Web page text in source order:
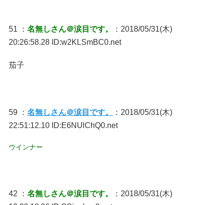
51 ： 名無しさん＠涙目です。
：2018/05/31(木)
20:26:58.28 ID:w2KLSmBC0.net
茄子
59 ： 名無しさん＠涙目です。
：2018/05/31(木)
22:51:12.10 ID:E6NUlChQ0.net
ウインナー
42 ： 名無しさん＠涙目です。
：2018/05/31(木)